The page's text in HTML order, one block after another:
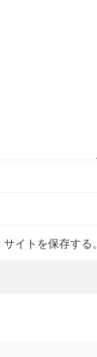
イトを保存する。